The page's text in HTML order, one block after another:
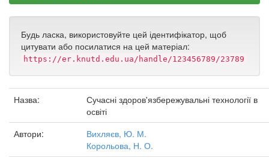
Будь ласка, використовуйте цей ідентифікатор, щоб
цитувати або посилатися на цей матеріал:
https://er.knutd.edu.ua/handle/123456789/23789
Назва:
Сучасні здоров'язбережувальні технології в
освіті
Автори:
Вихляєв, Ю. М.
Корольова, Н. О.